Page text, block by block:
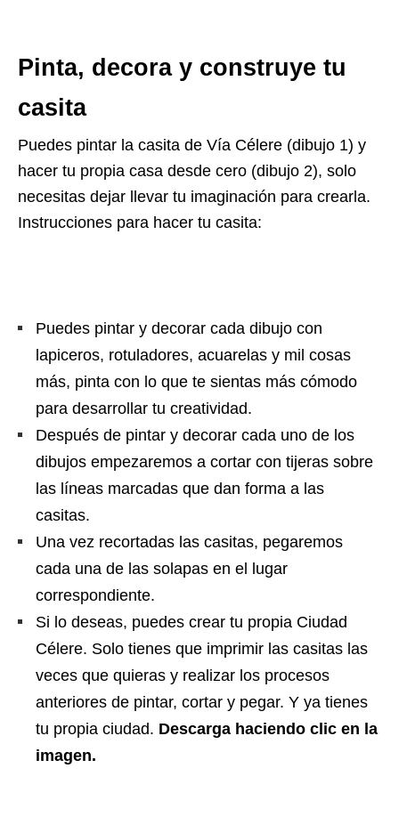
Pinta, decora y construye tu
casita
Puedes pintar la casita de Vía Célere (dibujo 1) y
hacer tu propia casa desde cero (dibujo 2), solo
necesitas dejar llevar tu imaginación para crearla.
Instrucciones para hacer tu casita:
Puedes pintar y decorar cada dibujo con
lapiceros, rotuladores, acuarelas y mil cosas
más, pinta con lo que te sientas más cómodo
para desarrollar tu creatividad.
Después de pintar y decorar cada uno de los
dibujos empezaremos a cortar con tijeras sobre
las líneas marcadas que dan forma a las
casitas.
Una vez recortadas las casitas, pegaremos
cada una de las solapas en el lugar
correspondiente.
Si lo deseas, puedes crear tu propia Ciudad
Célere. Solo tienes que imprimir las casitas las
veces que quieras y realizar los procesos
anteriores de pintar, cortar y pegar. Y ya tienes
tu propia ciudad. Descarga haciendo clic en la
imagen.